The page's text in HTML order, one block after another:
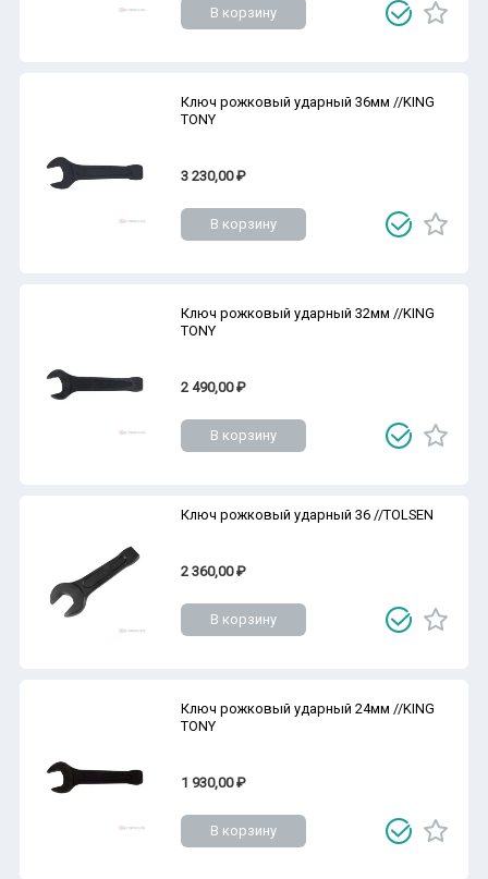
В корзину
Ключ рожковый ударный 36мм //KING
TONY
3 230,00 ₽
В корзину
Ключ рожковый ударный 32мм //KING
TONY
2 490,00 ₽
В корзину
Ключ рожковый ударный 36 //TOLSEN
2 360,00 ₽
В корзину
Ключ рожковый ударный 24мм //KING
TONY
1 930,00 ₽
В корзину